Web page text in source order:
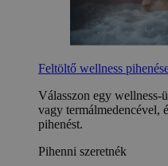
Feltöltő wellness
Válasszon egy wellness-
vagy termálmedencével,
pihenést.
Pihenni szeretnék